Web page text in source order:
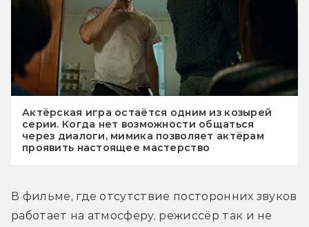
Актёрская игра остаётся одним из козырей
серии. Когда нет возможности общаться
через диалоги, мимика позволяет актёрам
проявить настоящее мастерство
В фильме, где отсутствие посторонних звуков
работает на атмосферу, режиссёр так и не